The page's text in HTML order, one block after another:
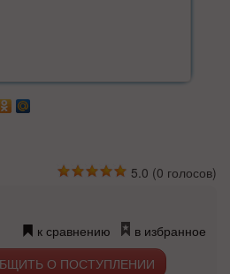
5.0 (0 голосов)
к сравнению в избранное
О ПОСТУПЛЕНИИ